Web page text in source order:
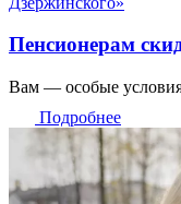
Пенсионерам
Вам — особые
Подробнее